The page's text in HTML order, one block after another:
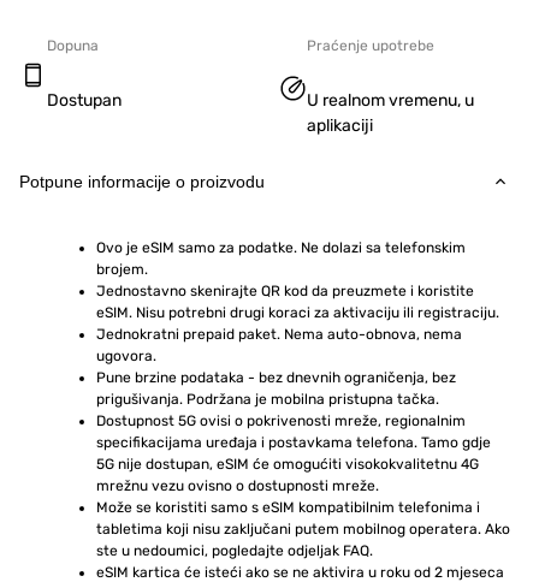
Dopuna
Dostupan
Praćenje upotrebe
U realnom vremenu, u
aplikaciji
Potpune informacije o proizvodu
Ovo je eSIM samo za podatke. Ne dolazi sa telefonskim
brojem.
Jednostavno skenirajte QR kod da preuzmete i koristite
eSIM. Nisu potrebni drugi koraci za aktivaciju ili registraciju.
Jednokratni prepaid paket. Nema auto-obnova, nema
ugovora.
Pune brzine podataka - bez dnevnih ograničenja, bez
prigušivanja. Podržana je mobilna pristupna tačka.
Dostupnost 5G ovisi o pokrivenosti mreže, regionalnim
specifikacijama uređaja i postavkama telefona. Tamo gdje
5G nije dostupan, eSIM će omogućiti visokokvalitetnu 4G
mrežnu vezu ovisno o dostupnosti mreže.
Može se koristiti samo s eSIM kompatibilnim telefonima i
tabletima koji nisu zaključani putem mobilnog operatera. Ako
ste u nedoumici, pogledajte odjeljak FAQ.
eSIM kartica će isteći ako se ne aktivira u roku od 2 mjeseca